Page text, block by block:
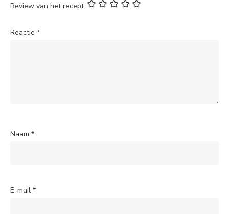
Review van het recept
Reactie *
Naam *
E-mail *